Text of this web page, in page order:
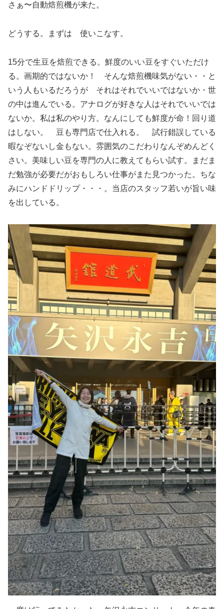
さぁ〜自動焙煎機が来た。
どうする。まずは 使いこなす。
15分で生豆を焙煎できる。鮮度のいい豆をすぐいただけ
る。画期的ではないか！ そんな焙煎機味気がない・・と
いう人もいるだろうが それはそれでいいではないか・世
の中は進んでいる。アナログが好きな人はそれでいいでは
ないか。私は私のやり方。なんにしても鮮度が命！回り道
はしない。 豆も専門店で仕入れる。 試行錯誤している
暇なぞないし金もない。雰囲気のこだわりなんぞめんどく
さい。美味しい豆を専門の人に教えてもらい試す。まだま
だ勉強が必要だがおもしろい仕事がまた見つかった。ちな
みにハンドドリップ・・・。当店のスタッフ若いが旨い味
を出している。